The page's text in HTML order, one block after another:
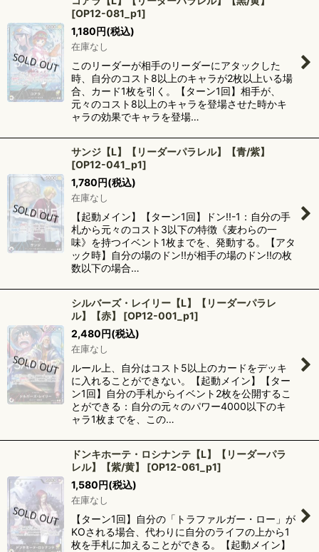
[OP12-081_p1]
1,180円(税込)
在庫なし
このリーダーが相手のリーダーにアタックした
時、自分のコスト8以上のキャラが2枚以上いる場
合、カード1枚を引く。【ターン1回】相手が、
元々のコスト8以上のキャラを登場させた時かキ
ャラの効果でキャラを登場…
サンジ【L】【リーダーパラレル】【青/紫】
[OP12-041_p1]
1,780円(税込)
在庫なし
【起動メイン】【ターン1回】ドン!!-1：自分の手
札から元々のコスト3以下の特徴《麦わらの一
味》を持つイベント1枚までを、発動する。【アタ
ック時】自分の場のドン!!が相手の場のドン!!の枚
数以下の場合…
シルバーズ・レイリー【L】【リーダーパラレ
ル】【赤】
[OP12-001_p1]
2,480円(税込)
在庫なし
ルール上、自分はコスト5以上のカードをデッキ
に入れることができない。【起動メイン】【ター
ン1回】自分の手札からイベント2枚を公開するこ
とができる：自分の元々のパワー4000以下のキ
ャラ1枚までを、この…
ドンキホーテ・ロシナンテ【L】【リーダーパラ
レル】【紫/黄】
[OP12-061_p1]
1,580円(税込)
在庫なし
【ターン1回】自分の「トラファルガー・ロー」が
KOされる場合、代わりに自分のライフの上から1
枚を手札に加えることができる。【起動メイン】